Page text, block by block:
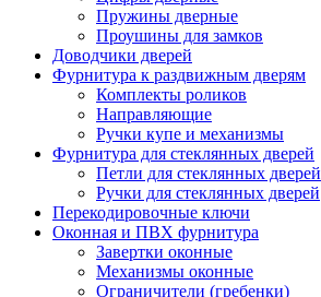
Пружины дверные
Проушины для замков
Доводчики дверей
Фурнитура к раздвижным дверям
Комплекты роликов
Направляющие
Ручки купе и механизмы
Фурнитура для стеклянных дверей
Петли для стеклянных дверей
Ручки для стеклянных дверей
Перекодировочные ключи
Оконная и ПВХ фурнитура
Завертки оконные
Механизмы оконные
Ограничители (гребенки)